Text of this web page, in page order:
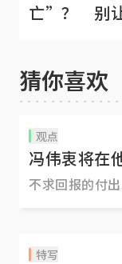
亡”？ 别
猜你喜欢
观点
冯伟衷将在
不求回报的付出
特写